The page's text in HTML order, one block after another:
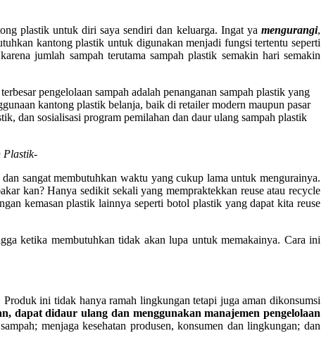
plastik untuk diri saya sendiri dan keluarga. Ingat ya mengurangi,
kantong plastik untuk digunakan menjadi fungsi tertentu seperti
jumlah sampah terutama sampah plastik semakin hari semakin
pengelolaan sampah adalah penanganan sampah plastik yang
kantong plastik belanja, baik di retailer modern maupun pasar
dan sosialisasi program pemilahan dan daur ulang sampah plastik
Plastik-
sangat membutuhkan waktu yang cukup lama untuk mengurainya.
kan? Hanya sedikit sekali yang mempraktekkan reuse atau recycle
kemasan plastik lainnya seperti botol plastik yang dapat kita reuse
ketika membutuhkan tidak akan lupa untuk memakainya. Cara ini
Produk ini tidak hanya ramah lingkungan tetapi juga aman dikonsumsi
didaur ulang dan menggunakan manajemen pengelolaan
menjaga kesehatan produsen, konsumen dan lingkungan; dan